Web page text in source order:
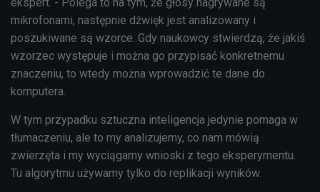
mikrofonami, następnie dźwięk jest analizowany i
poszukiwane są wzorce. Gdy naukowcy stwierdzą, że jakiś
wzorzec występuje i można go przypisać konkretnemu
znaczeniu, to wtedy można wprowadzić te dane do
komputera.
W tym przypadku sztuczna inteligencja jedynie pomaga w
tłumaczeniu, ale to my analizujemy, co nam mówią
zwierzęta i my wyciągamy wnioski z tego eksperymentu.
Tu algorytmu używamy tylko do replikacji wyników.